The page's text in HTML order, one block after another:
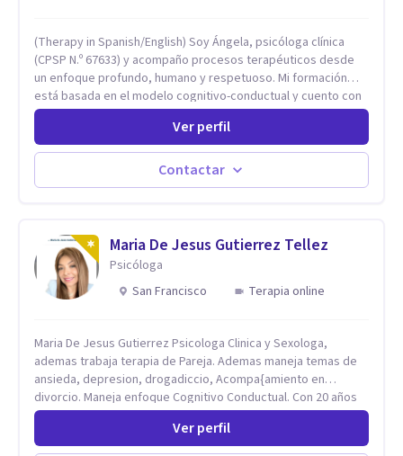
(Therapy in Spanish/English) Soy Ángela, psicóloga clínica
(CPSP N.º 67633) y acompaño procesos terapéuticos desde
un enfoque profundo, humano y respetuoso. Mi formación
está basada en el modelo cognitivo-conductual y cuento con
especialización en Terapia de Aceptación y Compromiso
(ACT), formada en Fundación Foro, Argentina. Estos estudios,
junto con mi desarrollo profesional, me han permitido
construir una base sólida desde la cual acompaño cada
proceso con sensibilidad, criterio clínico y una mirada
busco eliminar el malestar, sino transformar la relación que
tienes con lo que sientes y piensas. Acompaño a que puedas
sostener tu experiencia interna con mayor flexibilidad, sin
tener que luchar constantemente contigo. Integro también
profundos de la experiencia, más allá de lo únicamente
racional.
Ver perfil
Contactar
Maria De Jesus Gutierrez Tellez
Psicóloga
San Francisco
Terapia online
Maria De Jesus Gutierrez Psicologa Clinica y Sexologa,
ademas trabaja terapia de Pareja. Ademas maneja temas de
ansieda, depresion, drogadiccio, Acompa{amiento en
divorcio. Maneja enfoque Cognitivo Conductual. Con 20 años
de experiencia, constantemente capacitandose en las
diferntes areas de la Salud Mental.
Ver perfil